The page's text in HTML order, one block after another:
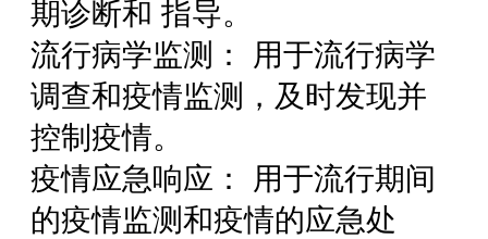
期诊断和 指导。
流行病学监测： 用于流行病学
调查和疫情监测，及时发现并
控制疫情。
疫情应急响应： 用于流行期间
的疫情监测和疫情的应急处